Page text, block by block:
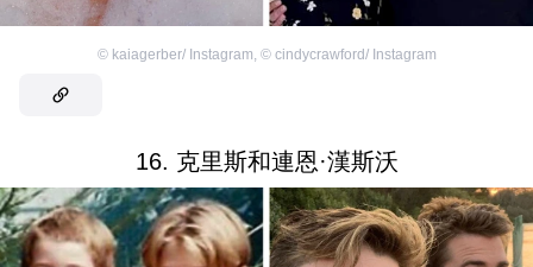
© kaiagerber/ Instagram, © cindycrawford/ Instagram
16. 克里斯和連恩·漢斯沃